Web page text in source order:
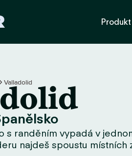
k
á
t
r
á
n
Produkt
Valladolid
s randěním vypadá v
najdeš spoustu místních